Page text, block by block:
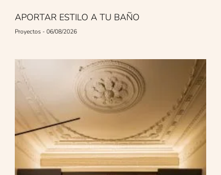
APORTAR ESTILO A TU BAÑO
Proyectos 06/08/2026